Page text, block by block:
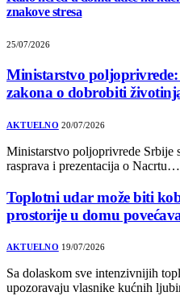
znakove stresa
25/07/2026
Ministarstvo
zakona o dobrobiti
AKTUELNO 20/07/2026
Ministarstvo poljoprivrede Srbije
rasprava i prezentacija o Nacrtu…
Toplotni udar može biti
prostorije u domu
AKTUELNO 19/07/2026
Sa dolaskom sve intenzivnijih
upozoravaju vlasnike kućnih